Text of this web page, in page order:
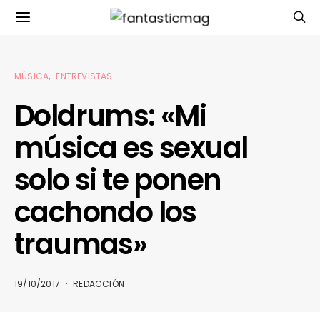
MÚSICA ENTREVISTAS
Doldrums: «Mi
música es sexual
solo si te ponen
cachondo los
traumas»
19/10/2017 REDACCIÓN